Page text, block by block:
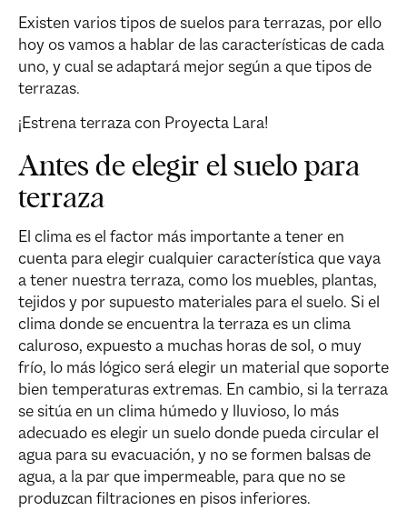
Existen varios tipos de suelos para terrazas, por ello
hoy os vamos a hablar de las características de cada
uno, y cual se adaptará mejor según a que tipos de
terrazas.
¡Estrena terraza con Proyecta Lara!
Antes de elegir el suelo para
terraza
El clima es el factor más importante a tener en
cuenta para elegir cualquier característica que vaya
a tener nuestra terraza, como los muebles, plantas,
tejidos y por supuesto materiales para el suelo. Si el
clima donde se encuentra la terraza es un clima
caluroso, expuesto a muchas horas de sol, o muy
frío, lo más lógico será elegir un material que soporte
bien temperaturas extremas. En cambio, si la terraza
se sitúa en un clima húmedo y lluvioso, lo más
adecuado es elegir un suelo donde pueda circular el
agua para su evacuación, y no se formen balsas de
agua, a la par que impermeable, para que no se
produzcan filtraciones en pisos inferiores.